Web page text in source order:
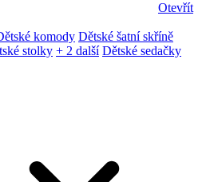
Otevřít
komody Dětské šatní skříně
stolky + 2 další Dětské sedačky